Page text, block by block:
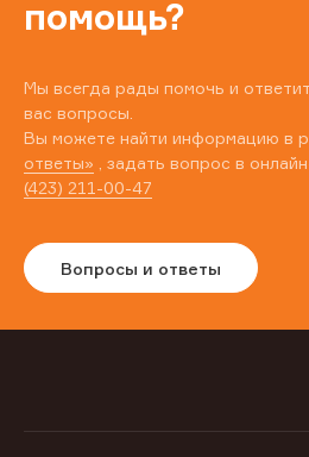
помощь?
Мы всегда рады помочь и
вас вопросы.
Вы можете найти информацию в
ответы» , задать вопрос в
(423) 211-00-47
Вопросы и ответы